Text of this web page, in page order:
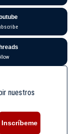
nuestros
Inscríbeme